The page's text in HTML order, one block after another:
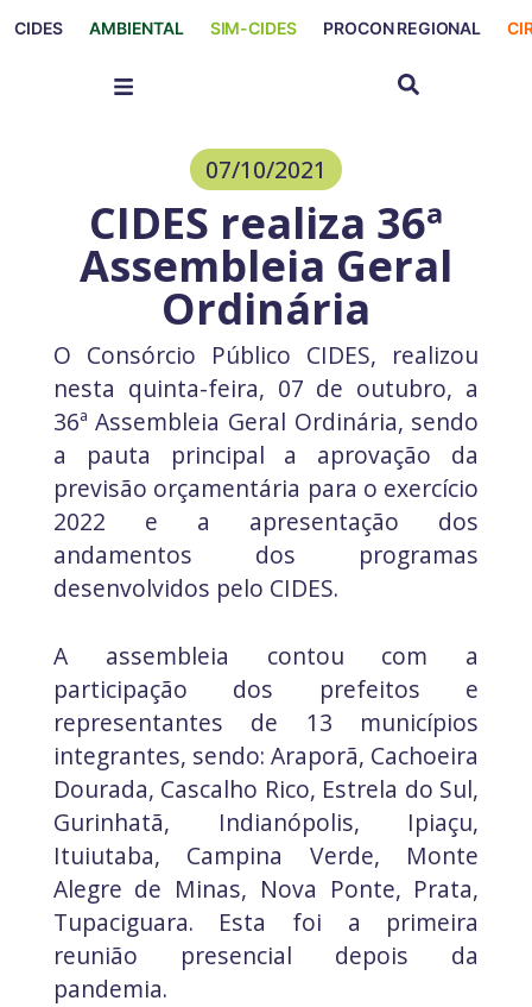
CIDES AMBIENTAL SIM-CIDES PROCON REGIONAL
07/10/2021
CIDES realiza 36ª
Assembleia Geral
Ordinária
O Consórcio Público CIDES, realizou
nesta quinta-feira, 07 de outubro, a
36ª Assembleia Geral Ordinária, sendo
a pauta principal a aprovação da
previsão orçamentária para o exercício
2022 e a apresentação dos
andamentos dos programas
desenvolvidos pelo CIDES.
A assembleia contou com a
participação dos prefeitos e
representantes de 13 municípios
integrantes, sendo: Araporã, Cachoeira
Dourada, Cascalho Rico, Estrela do Sul,
Gurinhatã, Indianópolis, Ipiaçu,
Ituiutaba, Campina Verde, Monte
Alegre de Minas, Nova Ponte, Prata,
Tupaciguara. Esta foi a primeira
reunião presencial depois da
pandemia.